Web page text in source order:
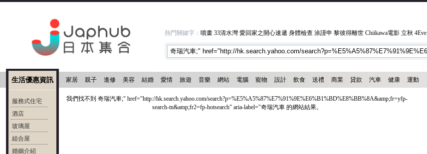
熱門關鍵字： 噴畫 33清水灣 愛回家之開心速遞 身體檢查 涂謹申 黎彼得離世 Chiikawa電影 立秋 4Eve
家居 親子 進修 美容 結婚 愛情 旅遊 音樂 網站 電腦 寵物 設計 飲食 送禮 商業 貸款 汽車 健康 運動
生活優惠資訊
服務式住宅
酒店
玻璃屋
組合屋
婚姻介紹
我們找不到 奇瑞汽車;" href="http://hk.search.yahoo.com/search?p=%E5%A5%87%E7%91%9E%E6%B1%BD%E8%BB%8A&amp;fr=yfp-
search-tn&amp;fr2=fp-hotsearch" aria-label="奇瑞汽車 的網站結果。